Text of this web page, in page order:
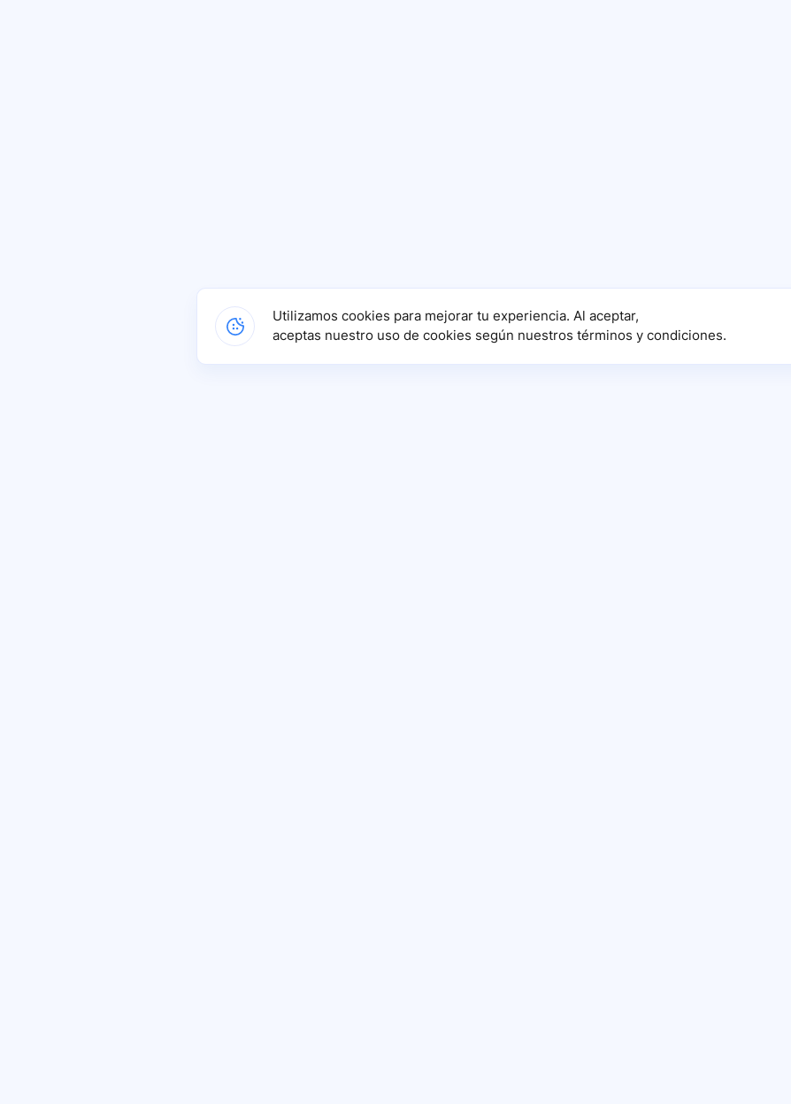
Utilizamos cookies para mejorar tu experiencia. Al aceptar,
aceptas nuestro uso de cookies según nuestros términos y condiciones.